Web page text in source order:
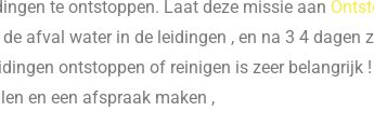
te ontstoppen. Laat deze missie aan
afval water in de leidingen , en na 3 4
ontstoppen of reinigen is zeer
en een afspraak maken ,